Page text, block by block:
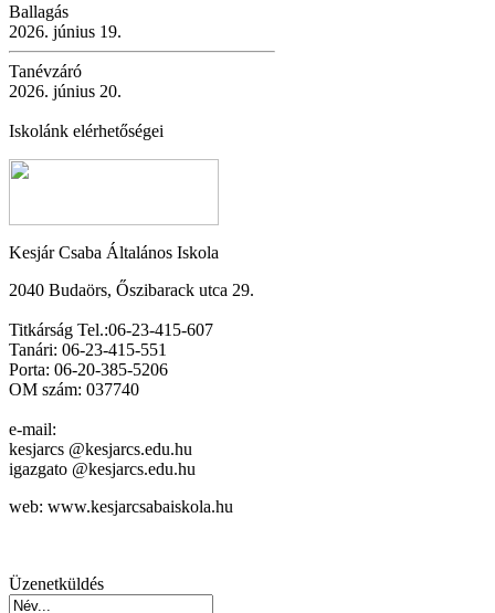
Ballagás
2026. június 19.
Tanévzáró
2026. június 20.
Iskolánk elérhetőségei
Kesjár Csaba Általános Iskola
2040 Budaörs, Őszibarack utca 29.
Titkárság Tel.:06-23-415-607
Tanári: 06-23-415-551
Porta: 06-20-385-5206
OM szám: 037740
e-mail:
kesjarcs @kesjarcs.edu.hu
igazgato @kesjarcs.edu.hu
web: www.kesjarcsabaiskola.hu
Üzenetküldés